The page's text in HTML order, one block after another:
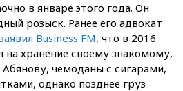
в январе этого года. Он
розыск. Ранее его адвокат
заявил Business FM, что в 2016
на хранение своему знакомому,
Абянову, чемоданы с сигарами,
однако позднее груз